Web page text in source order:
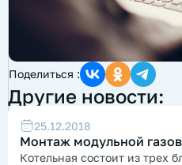
Поделиться :
Другие новости:
25.12.2018
Монтаж модульной
Котельная состоит из трех